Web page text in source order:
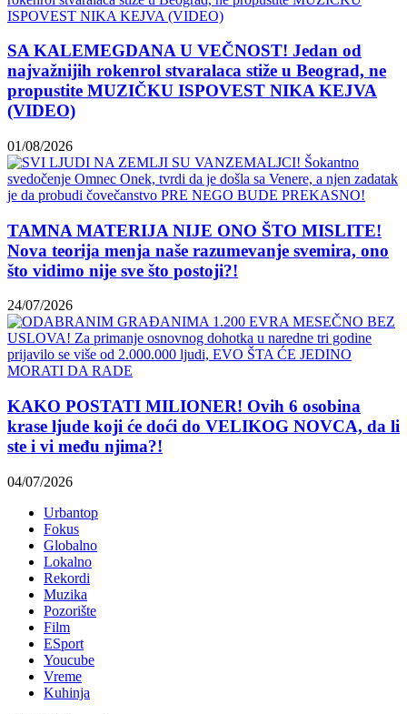
SA KALEMEGDANA U VEČNOST! Jedan od
najvažnijih rokenrol stvaralaca stiže u Beograd, ne
propustite MUZIČKU ISPOVEST NIKA KEJVA
(VIDEO)
01/08/2026
TAMNA MATERIJA NIJE ONO ŠTO MISLITE!
Nova teorija menja naše razumevanje svemira, ono
što vidimo nije sve što postoji?!
24/07/2026
KAKO POSTATI MILIONER! Ovih 6 osobina
krase ljude koji će doći do VELIKOG NOVCA, da li
ste i vi među njima?!
04/07/2026
Urbantop
Fokus
Globalno
Lokalno
Rekordi
Muzika
Pozorište
Film
ESport
Youcube
Vreme
Kuhinja